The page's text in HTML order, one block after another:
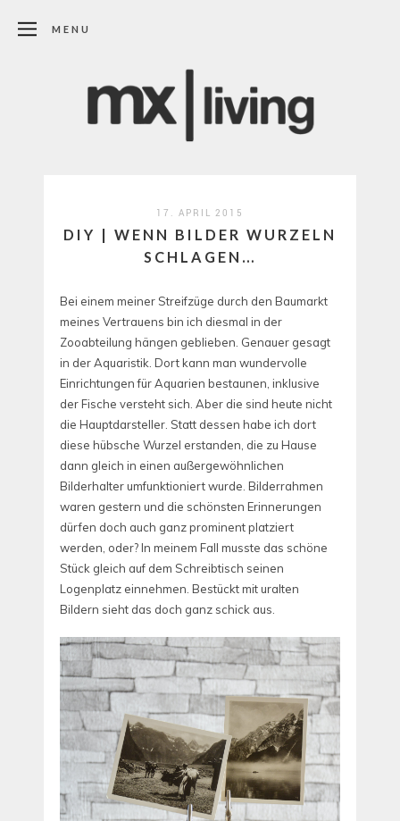
MENU
17. APRIL 2015
DIY | WENN BILDER WURZELN
SCHLAGEN…
Bei einem meiner Streifzüge durch den Baumarkt
meines Vertrauens bin ich diesmal in der
Zooabteilung hängen geblieben. Genauer gesagt
in der Aquaristik. Dort kann man wundervolle
Einrichtungen für Aquarien bestaunen, inklusive
der Fische versteht sich. Aber die sind heute nicht
die Hauptdarsteller. Statt dessen habe ich dort
diese hübsche Wurzel erstanden, die zu Hause
dann gleich in einen außergewöhnlichen
Bilderhalter umfunktioniert wurde. Bilderrahmen
waren gestern und die schönsten Erinnerungen
dürfen doch auch ganz prominent platziert
werden, oder? In meinem Fall musste das schöne
Stück gleich auf dem Schreibtisch seinen
Logenplatz einnehmen. Bestückt mit uralten
Bildern sieht das doch ganz schick aus.